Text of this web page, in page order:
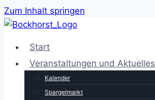
Zum Inhalt springen
Start
Veranstaltungen und Aktuelles
Kalender
Spargelmarkt